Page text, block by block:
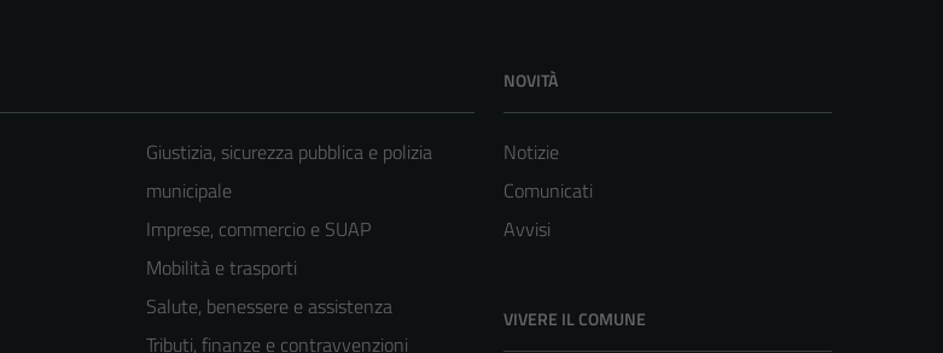
Giustizia, sicurezza pubblica e polizia
municipale
Imprese, commercio e SUAP
Mobilità e trasporti
Salute, benessere e assistenza
Tributi, finanze e contravvenzioni
NOVITÀ
Notizie
Comunicati
Avvisi
VIVERE IL COMUNE